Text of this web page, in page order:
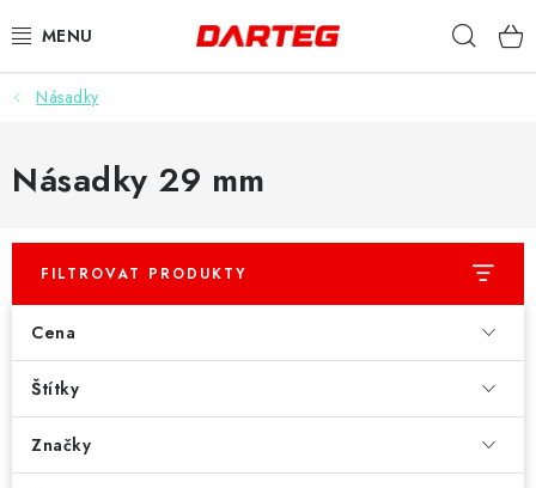
na
ŠIPKY
TERČE
HROTY
POUZDRA
Násadky
Násadky 29 mm
FILTROVAT PRODUKTY
Cena
Štítky
Značky